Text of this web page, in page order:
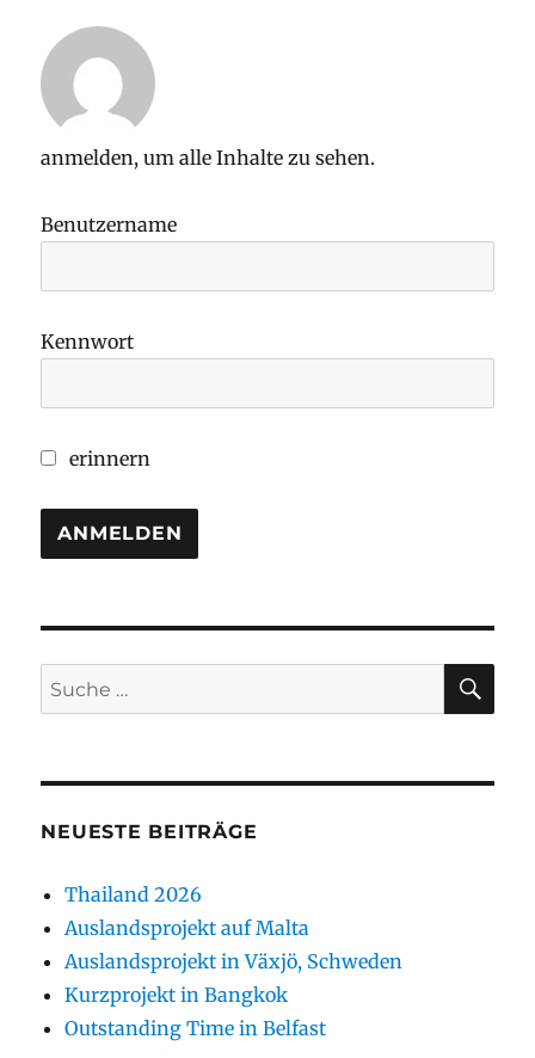
anmelden, um alle Inhalte zu sehen.
Benutzername
Kennwort
erinnern
Suche
nach:
NEUESTE BEITRÄGE
Thailand 2026
Auslandsprojekt auf Malta
Auslandsprojekt in Växjö, Schweden
Kurzprojekt in Bangkok
Outstanding Time in Belfast